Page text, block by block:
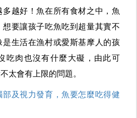
多越好！魚在所有食材之中，魚
想要讓孩子吃魚吃到超量其實不
是生活在漁村或愛斯基摩人的孩
吃肉也沒有什麼大礙，由此可
太會有上限的問題。
部及視力發育，魚要怎麼吃得健